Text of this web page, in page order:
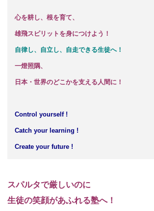
心を耕し、根を育て、
雄飛スピリットを身につけよう！
自律し、自立し、自走できる生徒へ！
一燈照隅、
日本・世界のどこかを支える人間に！
Control yourself !
Catch your learning !
Create your future !
スパルタで厳しいのに
生徒の笑顔があふれる塾へ！